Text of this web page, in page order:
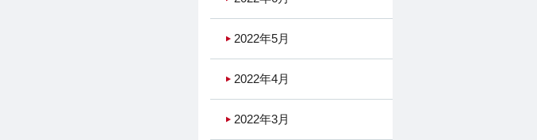
2022年5月
2022年4月
2022年3月